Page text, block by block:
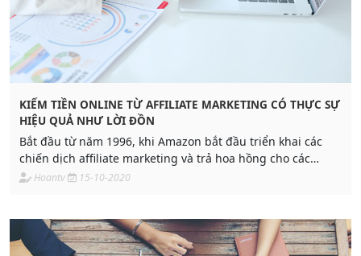
KIẾM TIỀN ONLINE TỪ AFFILIATE MARKETING CÓ THỰC SỰ
HIỆU QUẢ NHƯ LỜI ĐỒN
Bắt đầu từ năm 1996, khi Amazon bắt đầu triển khai các
chiến dịch affiliate marketing và trả hoa hồng cho các
chương trình tiếp thị liên kết thông qua các lưu lượng truy
Hoantv 15-10-2020